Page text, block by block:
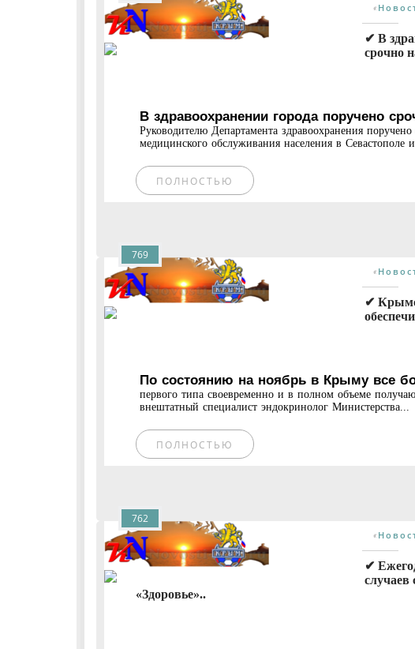
«
✔ В
срочно
В здравоохранении города поручено
Руководителю Департамента здравоохранения
медицинского обслуживания населения в Севастополе
ПОЛНОСТЬЮ
«
✔
По состоянию на ноябрь в Крыму все
первого типа своевременно и в полном объеме
внештатный специалист эндокринолог Министерства...
ПОЛНОСТЬЮ
769
«
✔
случаев
«Здоровье»..
762